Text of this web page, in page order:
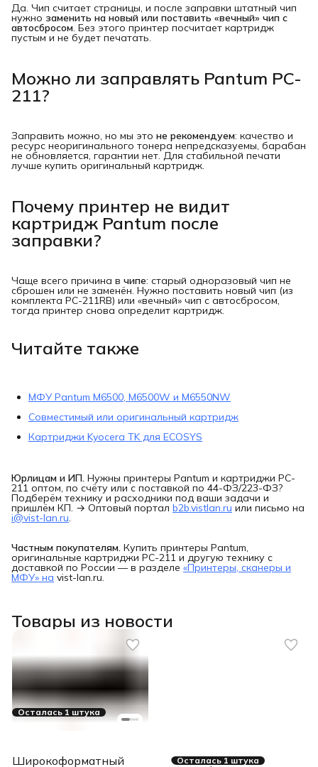
Да. Чип считает страницы, и после заправки штатный чип
нужно заменить на новый или поставить «вечный» чип с
автосбросом. Без этого принтер посчитает картридж
пустым и не будет печатать.
Можно ли заправлять Pantum PC-
211?
Заправить можно, но мы это не рекомендуем: качество и
ресурс неоригинального тонера непредсказуемы, барабан
не обновляется, гарантии нет. Для стабильной печати
лучше купить оригинальный картридж.
Почему принтер не видит
картридж Pantum после
заправки?
Чаще всего причина в чипе: старый одноразовый чип не
сброшен или не заменён. Нужно поставить новый чип (из
комплекта PC-211RB) или «вечный» чип с автосбросом,
тогда принтер снова определит картридж.
Читайте также
МФУ Pantum M6500, M6500W и M6550NW
Совместимый или оригинальный картридж
Картриджи Kyocera TK для ECOSYS
Юрлицам и ИП. Нужны принтеры Pantum и картриджи PC-
211 оптом, по счёту или с поставкой по 44-ФЗ/223-ФЗ?
Подберём технику и расходники под ваши задачи и
пришлём КП. → Оптовый портал b2b.vistlan.ru или письмо на
i@vist-lan.ru
Частным покупателям. Купить принтеры Pantum,
оригинальные картриджи PC-211 и другую технику с
доставкой по России — в разделе «Принтеры, сканеры и
МФУ» на vist-lan.ru.
Товары из новости
Осталась 1 штука
Широкоформатный
Осталась 1 штука